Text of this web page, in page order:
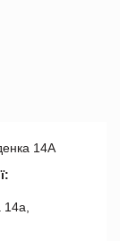
14А